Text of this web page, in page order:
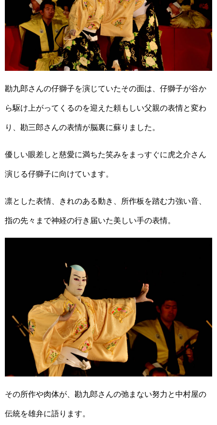
勘九郎さんの仔獅子を演じていたその面は、仔獅子が谷か
ら駆け上がってくるのを迎えた頼もしい父親の表情と変わ
り、勘三郎さんの表情が脳裏に蘇りました。
優しい眼差しと慈愛に満ちた笑みをまっすぐに虎之介さん
演じる仔獅子に向けています。
凛とした表情、きれのある動き、所作板を踏む力強い音、
指の先々まで神経の行き届いた美しい手の表情。
その所作や肉体が、勘九郎さんの弛まない努力と中村屋の
伝統を雄弁に語ります。